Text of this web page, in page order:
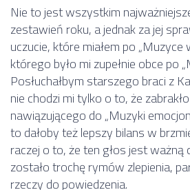
Nie to jest wszystkim
zestawień roku, a jednak za jej
uczucie, które miałem po „Muzyce
którego było mi zupełnie obce po
Posłuchałbym starszego braci z
nie chodzi mi tylko o to, że
nawiązującego do „Muzyki
to dałoby też lepszy bilans w
raczej o to, że ten głos jest ważną
zostało trochę rymów zlepienia,
rzeczy do powiedzenia.